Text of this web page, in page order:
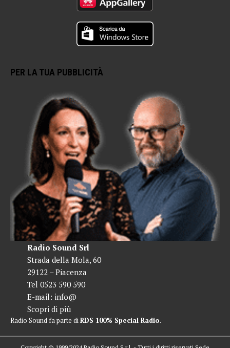
PER LA TUA PUBBLICITÀ
Radio Sound Srl
Strada della Mola, 60
29122 – Piacenza
Tel 0523 590 590
E-mail: info@
Scopri di più
Radio Sound fa parte diRDS 100% Special Radio.